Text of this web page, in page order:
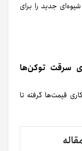
جدید را برای
سرقت توکن‌ها
قیمت‌ها گرفته تا